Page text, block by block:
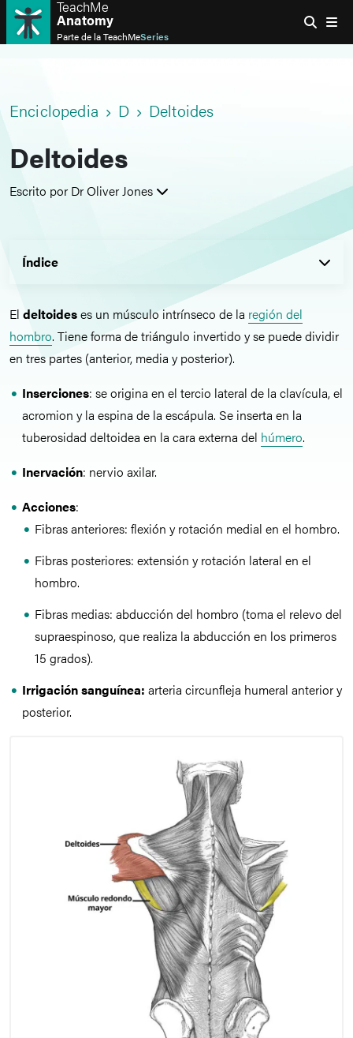
TeachMe
Anatomy
Parte de laTeachMeSeries
Enciclopedia D Deltoides
Deltoides
Escrito por Dr Oliver Jones
Índice
El deltoideses un músculo intrínseco de la región del
hombro. Tiene forma de triángulo invertido y se puede dividir
en tres partes (anterior, media y posterior).
Inserciones: se origina en el tercio lateral de la clavícula, el
acromion y la espina de la escápula. Se inserta en la
tuberosidad deltoidea en la cara externa del húmero.
Inervación: nervio axilar.
Acciones:
Fibras anteriores: flexión y rotación medial en el hombro.
Fibras posteriores: extensión y rotación lateral en el
hombro.
Fibras medias: abducción del hombro (toma el relevo del
supraespinoso, que realiza la abducción en los primeros
15 grados).
Irrigación sanguínea: arteria circunfleja humeral anterior y
posterior.